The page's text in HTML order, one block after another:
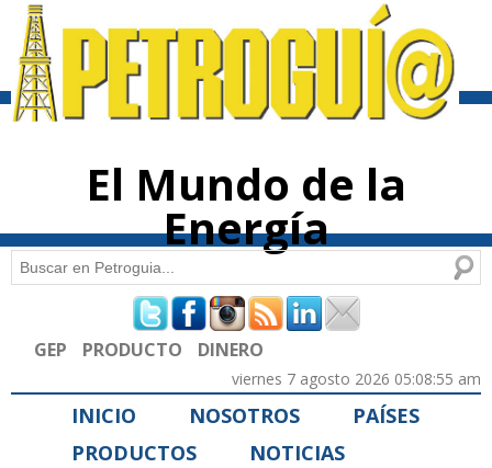
contenido
El Mundo de la
Energía
Formulario de búsqueda
Buscar
GEP PRODUCTO DINERO
viernes 7 agosto 2026 05:08:55 am
INICIO NOSOTROS
PAÍSES
PRODUCTOS
NOTICIAS